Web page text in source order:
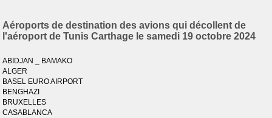
Aéroports de destination des avions qui décollent de
l'aéroport de Tunis Carthage le samedi 19 octobre 2024
ABIDJAN _ BAMAKO
ALGER
BASEL EURO AIRPORT
BENGHAZI
BRUXELLES
CASABLANCA